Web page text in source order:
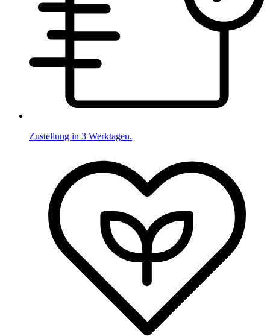
Zustellung in 3 Werktagen.